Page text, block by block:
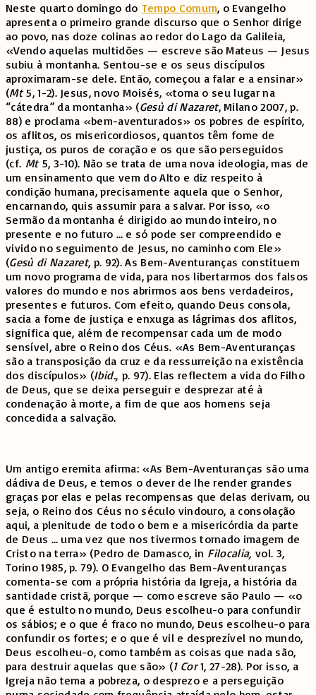
Neste quarto domingo do Tempo Comum, o Evangelho
apresenta o primeiro grande discurso que o Senhor dirige
ao povo, nas doze colinas ao redor do Lago da Galileia,
«Vendo aquelas multidões — escreve são Mateus — Jesus
subiu à montanha. Sentou-se e os seus discípulos
aproximaram-se dele. Então, começou a falar e a ensinar»
(Mt5, 1-2). Jesus, novo Moisés, «toma o seu lugar na
“cátedra” da montanha» (Gesù di Nazaret, Milano 2007, p.
88) e proclama «bem-aventurados» os pobres de espírito,
os aflitos, os misericordiosos, quantos têm fome de
justiça, os puros de coração e os que são perseguidos
(cf. Mt 5, 3-10). Não se trata de uma nova ideologia, mas de
um ensinamento que vem do Alto e diz respeito à
condição humana, precisamente aquela que o Senhor,
encarnando, quis assumir para a salvar. Por isso, «o
Sermão da montanha é dirigido ao mundo inteiro, no
presente e no futuro … e só pode ser compreendido e
vivido no seguimento de Jesus, no caminho com Ele»
(Gesù di Nazaret, p. 92). As Bem-Aventuranças constituem
um novo programa de vida, para nos libertarmos dos falsos
valores do mundo e nos abrirmos aos bens verdadeiros,
presentes e futuros. Com efeito, quando Deus consola,
sacia a fome de justiça e enxuga as lágrimas dos aflitos,
significa que, além de recompensar cada um de modo
sensível, abre o Reino dos Céus. «As Bem-Aventuranças
são a transposição da cruz e da ressurreição na existência
dos discípulos» (Ibid., p. 97). Elas reflectem a vida do Filho
de Deus, que se deixa perseguir e desprezar até à
condenação à morte, a fim de que aos homens seja
concedida a salvação.
Um antigo eremita afirma: «As Bem-Aventuranças são uma
dádiva de Deus, e temos o dever de lhe render grandes
graças por elas e pelas recompensas que delas derivam, ou
seja, o Reino dos Céus no século vindouro, a consolação
aqui, a plenitude de todo o bem e a misericórdia da parte
de Deus … uma vez que nos tivermos tornado imagem de
Cristo na terra» (Pedro de Damasco, in Filocalia,vol. 3,
Torino 1985, p. 79). O Evangelho das Bem-Aventuranças
comenta-se com a própria história da Igreja, a história da
santidade cristã, porque — como escreve são Paulo — «o
que é estulto no mundo, Deus escolheu-o para confundir
os sábios; e o que é fraco no mundo, Deus escolheu-o para
confundir os fortes; e o que é vil e desprezível no mundo,
Deus escolheu-o, como também as coisas que nada são,
para destruir aquelas que são» (1 Cor1, 27-28). Por isso, a
Igreja não tema a pobreza, o desprezo e a perseguição